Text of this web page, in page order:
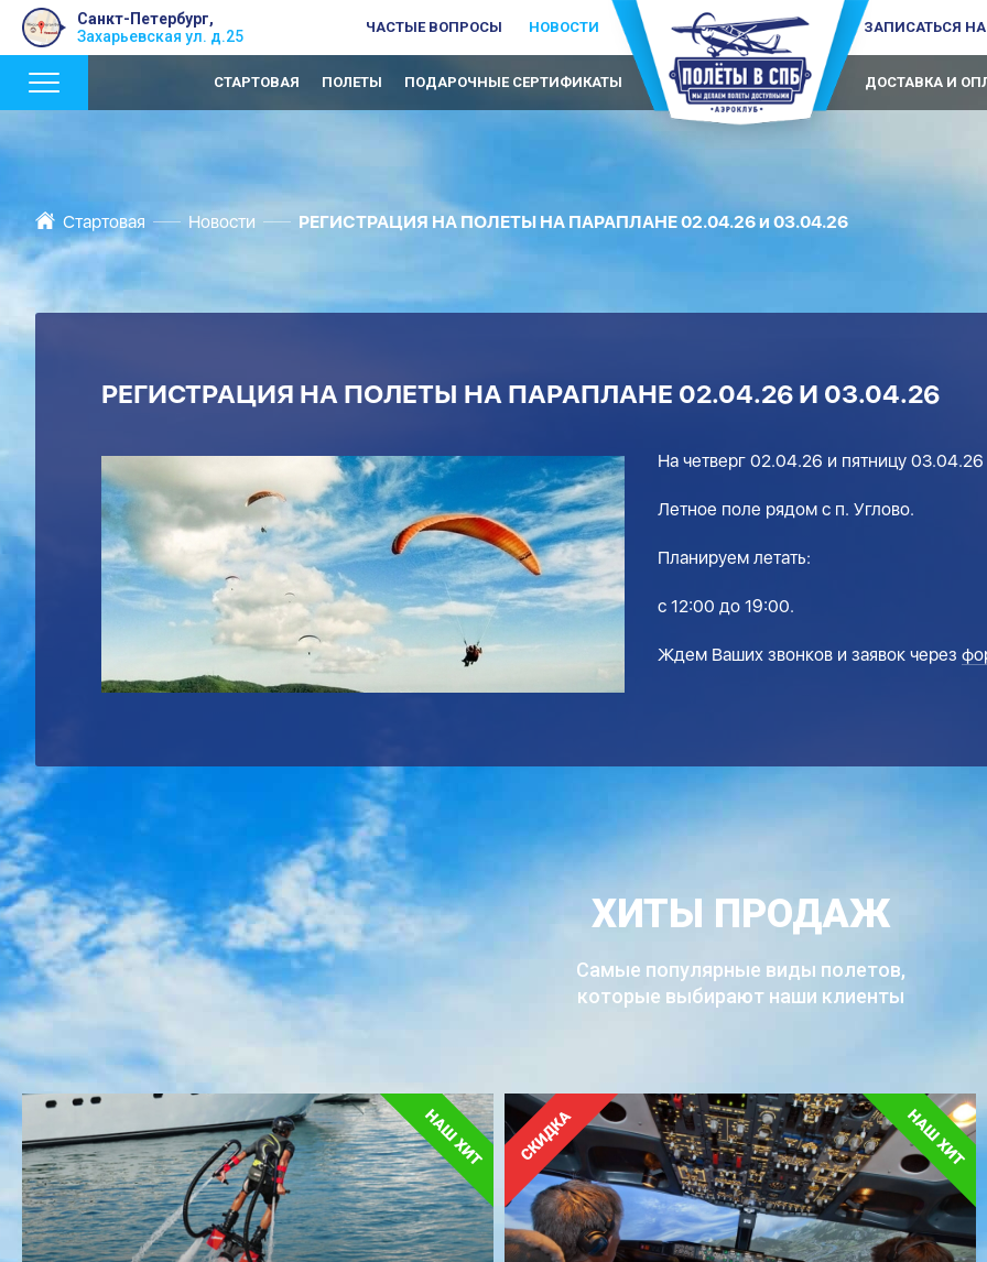
Санкт-Петербург,
Захарьевская ул. д.25
ЧАСТЫЕ ВОПРОСЫ НОВОСТИ ЗАПИСАТЬСЯ
СТАРТОВАЯ ПОЛЕТЫ ПОДАРОЧНЫЕ СЕРТИФИКАТЫ ДОСТАВКА И
Стартовая Новости РЕГИСТРАЦИЯ НА ПОЛЕТЫ НА ПАРАПЛАНЕ 02.04.26 и 03.04.26
РЕГИСТРАЦИЯ НА ПОЛЕТЫ НА ПАРАПЛАНЕ 02.04.26 И 03.04.26
На четверг 02.04.26 и пятницу
Летное поле рядом с п. Углово.
Планируем летать:
с 12:00 до 19:00.
Ждем Ваших звонков и заявок через
ХИТЫ ПРОДАЖ
Самые популярные виды полетов,
которые выбирают наши клиенты